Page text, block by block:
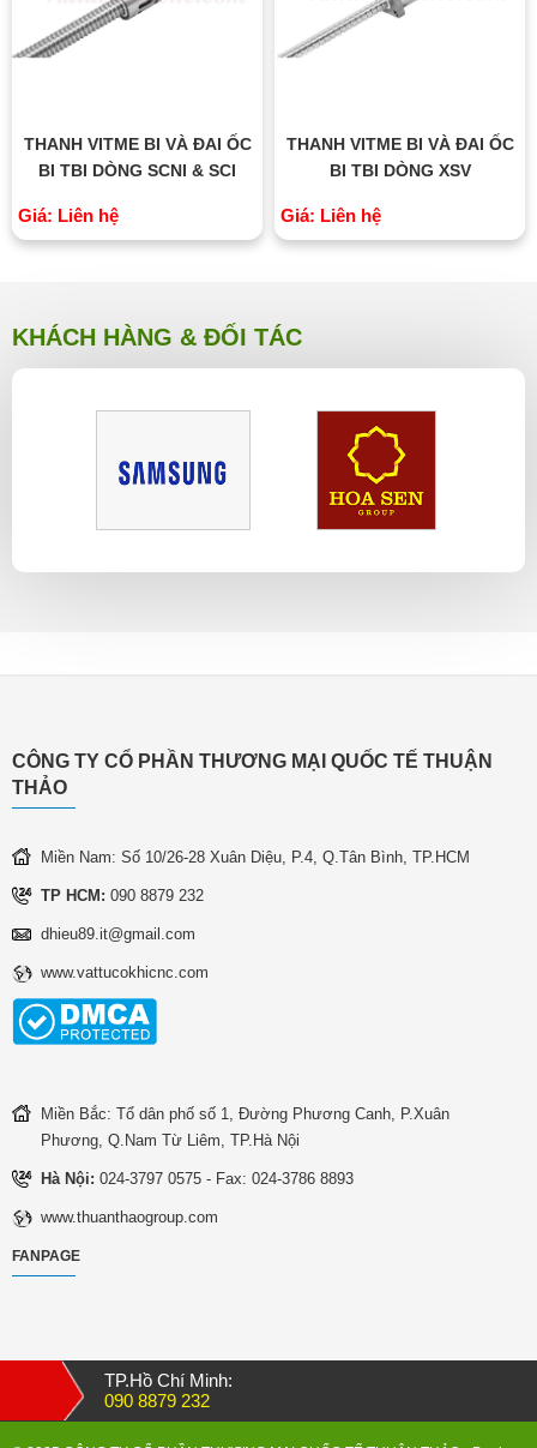
THANH VITME BI VÀ ĐAI ỐC
BI TBI DÒNG SCNI & SCI
Giá: Liên hệ
THANH VITME BI VÀ ĐAI ỐC
BI TBI DÒNG XSV
Giá: Liên hệ
KHÁCH HÀNG & ĐỐI TÁC
CÔNG TY CỔ PHẦN THƯƠNG MẠI QUỐC TẾ THUẬN
THẢO
Miền Nam: Số 10/26-28 Xuân Diệu, P.4, Q.Tân Bình, TP.HCM
TP HCM: 090 8879 232
dhieu89.it@gmail.com
www.vattucokhicnc.com
Miền Bắc: Tổ dân phố số 1, Đường Phương Canh, P.Xuân
Phương, Q.Nam Từ Liêm, TP.Hà Nội
Hà Nội: 024-3797 0575 - Fax: 024-3786 8893
www.thuanthaogroup.com
FANPAGE
TP.Hồ Chí Minh:
090 8879 232